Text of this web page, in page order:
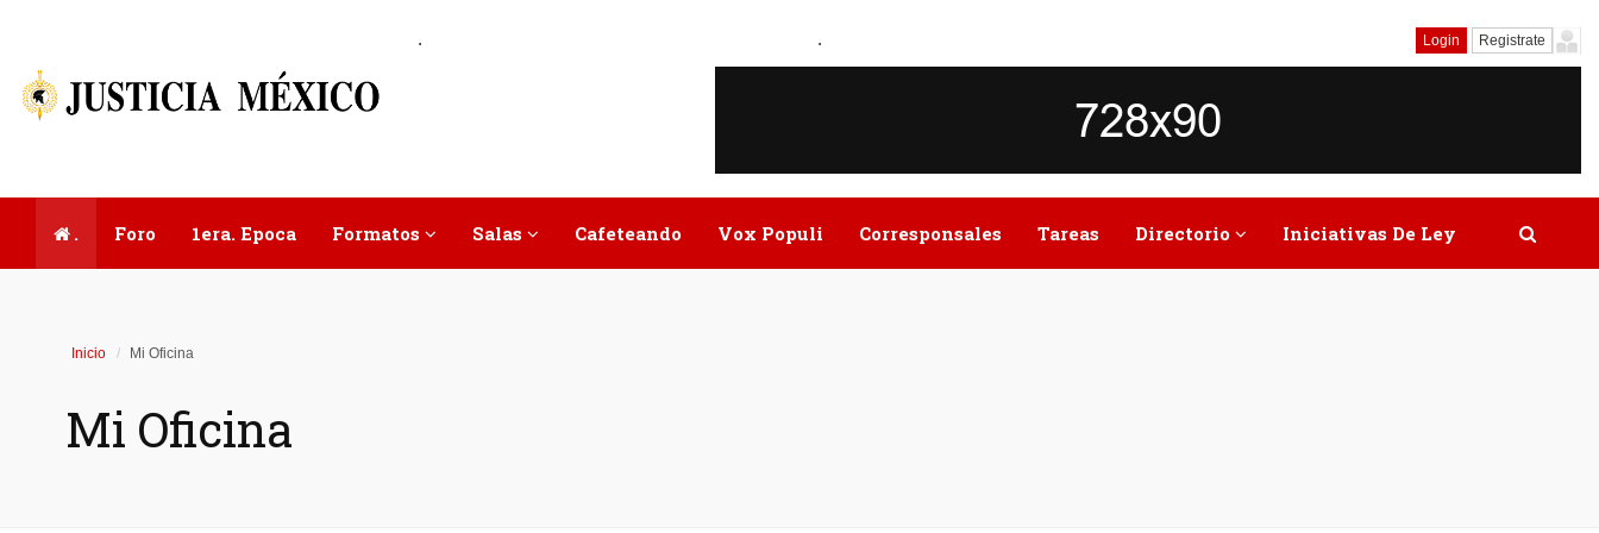
. . Login Registrate
. Foro 1era. Epoca Formatos Salas Cafeteando Vox Populi Corresponsales Tareas Directorio Iniciativas De Ley
Inicio Mi Oficina
Mi Oficina